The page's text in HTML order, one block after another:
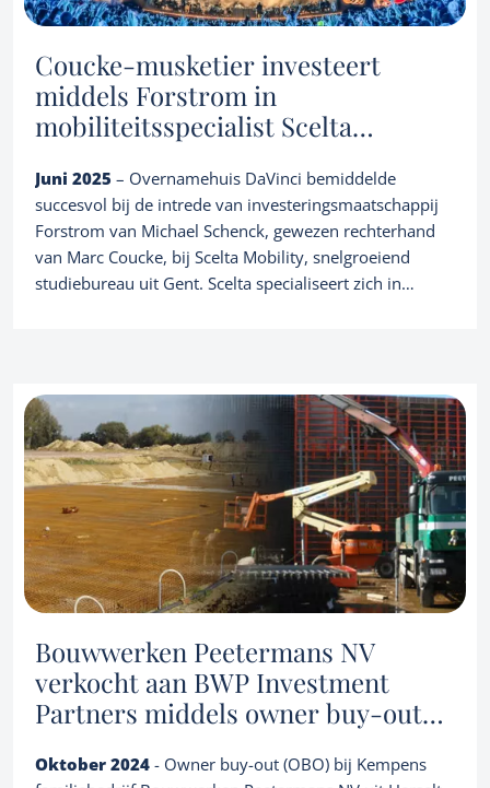
Coucke-musketier investeert
middels Forstrom in
mobiliteitsspecialist Scelta
Juni 2025 – Overnamehuis DaVinci bemiddelde
succesvol bij de intrede van investeringsmaatschappij
Forstrom van Michael Schenck, gewezen rechterhand
van Marc Coucke, bij Scelta Mobility, snelgroeiend
studiebureau uit Gent. Scelta specialiseert zich in
klaargestoomd voor de toekomst. Hierbij de
link naar het persartikel in De Tijd:
https://www.tijd.be/ondernemen/entertainment/couck
e-musketier-investeert-in-mobiliteitsspecialist-
scelta/10611367.html
Bouwwerken Peetermans NV
verkocht aan BWP Investment
Partners middels owner buy-out
Oktober 2024 - Owner buy-out (OBO) bij Kempens